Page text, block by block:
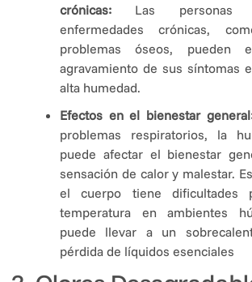
crónicas: Las personas
enfermedades crónicas,
problemas óseos, pueden
agravamiento de sus síntomas
alta humedad.
Efectos en el bienestar
problemas respiratorios, la
puede afectar el bienestar
sensación de calor y malestar.
el cuerpo tiene dificultades
temperatura en ambientes
puede llevar a un
pérdida de líquidos esenciales